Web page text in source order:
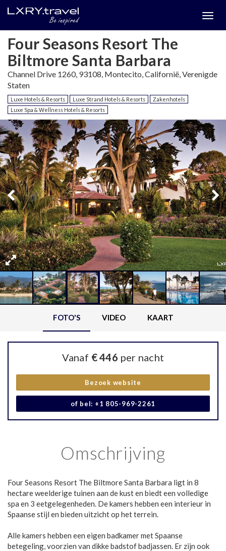
Four Seasons Resort The
Biltmore Santa Barbara
Channel Drive 1260, 93108, Montecito, Californië, Verenigde
Staten
Luxe Hotels & Resorts Luxe Strand Hotels & Resorts
Zakenhotels
Luxe Spa & Wellness Hotels & Resorts
FOTO'S VIDEO KAART
Vanaf € 446 per nacht
Bezoek website
of bel: +1 805-969-2261
Omschrijving
Four Seasons Resort The Biltmore Santa Barbara ligt in 8
hectare weelderige tuinen aan de kust en biedt een volledige
spa en 3 eetgelegenheden. De kamers hebben een interieur in
Spaanse stijl en bieden uitzicht op het terrein.
Alle kamers hebben een eigen badkamer met Spaanse
betegeling, voorzien van dikke badstof badjassen. Er zijn ook